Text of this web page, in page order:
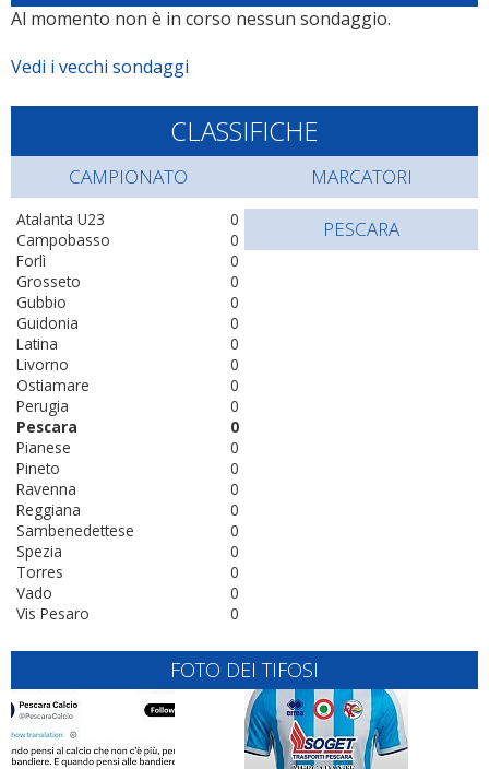
Al momento non è in corso nessun sondaggio.
Vedi i vecchi sondaggi
CLASSIFICHE
CAMPIONATO
0
Atalanta U23
0
Campobasso
0
Forlì
0
Grosseto
0
Gubbio
0
Guidonia
0
Latina
0
Livorno
0
Ostiamare
0
Perugia
0
Pescara
0
Pianese
0
Pineto
0
Ravenna
0
Reggiana
0
Sambenedettese
0
Spezia
0
Torres
0
Vado
0
Vis Pesaro
MARCATORI
PESCARA
FOTO DEI TIFOSI